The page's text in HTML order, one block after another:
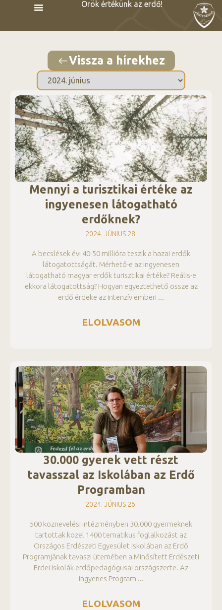
Örök értékünk az erdő!
Vissza a hírekhez
Mennyi a turisztikai értéke az
ingyenesen látogatható
erdőknek?
2024. JÚNIUS 28.
A becslések évi 40-50 millióra teszik a hazai erdők
látogatottságát. Mérhető-e az ingyenesen
látogatható magyar erdők turisztikai értéke? Reális-e
ekkora látogatottság? Hogyan egyeztethető össze az
erdő érdeke az intenzív emberi
ELOLVASOM
30.000 gyerek vett részt
tavasszal az Iskolában az Erdő
Programban
2024. JÚNIUS 26.
500 köznevelési intézményben 30.000 gyermeknek
tartottak közel 1400 tematikus foglalkozást az
Országos Erdészeti Egyesület Iskolában az Erdő
Programjának tavaszi ütemében a Minősített Erdészeti
Erdei Iskolák erdőpedagógusai országszerte. Az
ingyenes Program
ELOLVASOM